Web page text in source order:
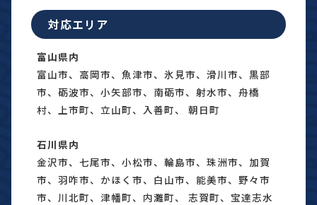
対応エリア
富山県内
富山市、高岡市、魚津市、氷見市、滑川市、黒部
市、砺波市、小矢部市、南砺市、射水市、舟橋
村、上市町、立山町、入善町、 朝日町
石川県内
金沢市、七尾市、小松市、輪島市、珠洲市、加賀
市、羽咋市、かほく市、白山市、能美市、野々市
市、川北町、津幡町、内灘町、 志賀町、宝達志水